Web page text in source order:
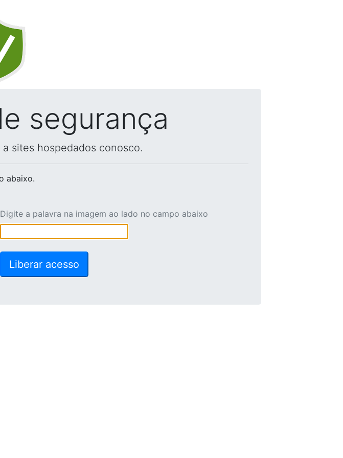
segurança
sites hospedados conosco.
abaixo.
Digite a palavra na imagem ao lado no campo abaixo